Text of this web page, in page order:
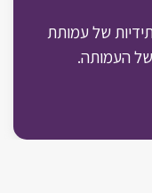
של עמותת
של העמותה.